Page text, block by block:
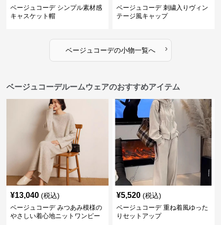
ベージュコーデ シンプル素材感
キャスケット帽
ベージュコーデ 刺繍入りヴィン
テージ風キャップ
ベージュコーデの小物一覧へ ›
ベージュコーデルームウェアのおすすめアイテム
¥13,040 (税込)
ベージュコーデ みつあみ模様の
やさしい着心地ニットワンピー
¥5,520 (税込)
ベージュコーデ 重ね着風ゆった
りセットアップ